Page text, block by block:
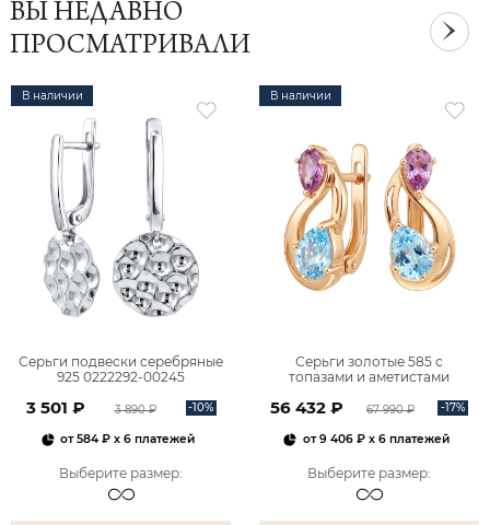
ВЫ НЕДАВНО
ПРОСМАТРИВАЛИ
В наличии
Серьги подвески серебряные
925 0222292-00245
3 501 ₽ 3 890 ₽ -10%
от584 ₽ x 6 платежей
Выберите размер:
В наличии
Серьги золотые 585 с
топазами и аметистами
56 432 ₽ 67 990 ₽ -17%
от9 406 ₽x 6 платежей
Выберите размер: